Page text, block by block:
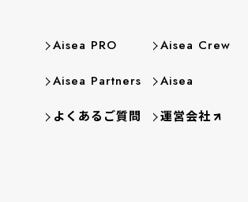
Aisea PRO Aisea Crew
Aisea Partners Aisea
よくあるご質問 運営会社